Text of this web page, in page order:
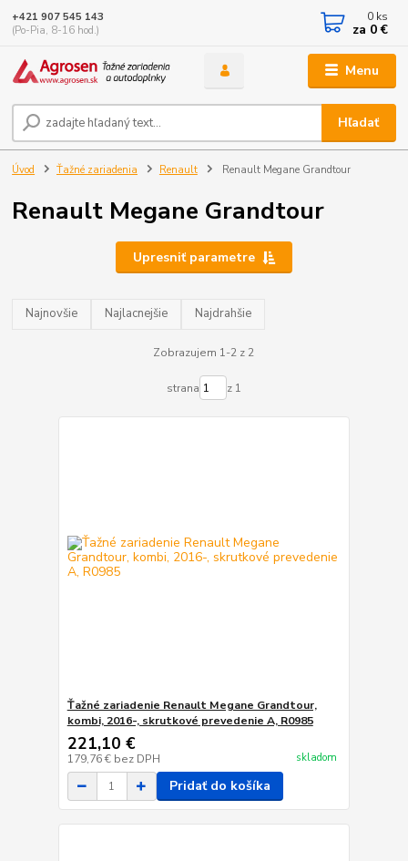
Menu
Hľadať
+421 907 545 143
(Po-Pia, 8-16 hod.)
0 ks
za 0 €
Úvod Ťažné zariadenia Renault Renault Megane Grandtour
Renault Megane Grandtour
Upresniť parametre
Najnovšie Najlacnejšie Najdrahšie
Zobrazujem 1-2 z 2
strana z 1
Ťažné zariadenie Renault Megane Grandtour,
kombi, 2016-, skrutkové prevedenie A, R0985
221,10 €
179,76 € bez DPH skladom
Pridať do košíka